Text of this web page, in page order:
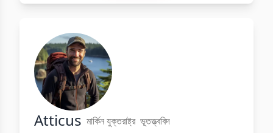
Atticus মার্কিন যুক্তরাষ্ট্র ভূতত্ত্ববিদ